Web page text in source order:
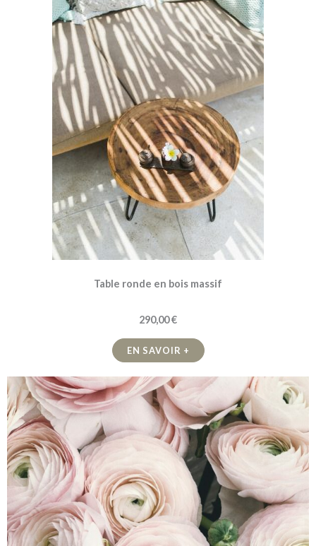
Table ronde en bois massif
290,00 €
EN SAVOIR +